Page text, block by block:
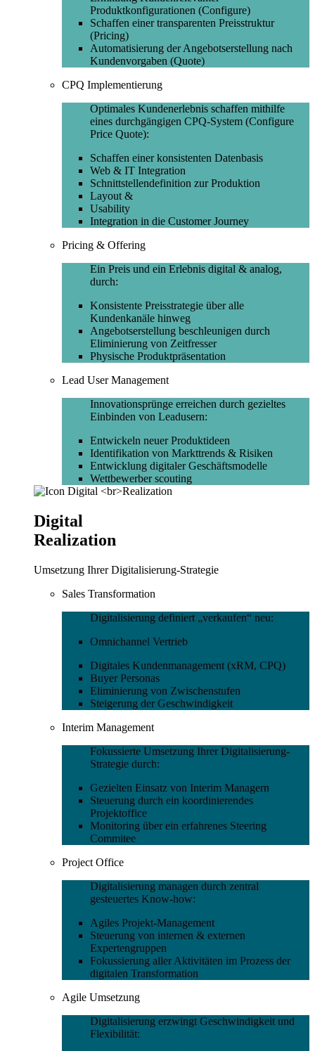
Produktkonfigurationen (Configure)
Schaffen einer transparenten Preisstruktur
(Pricing)
Automatisierung der Angebotserstellung nach
Kundenvorgaben (Quote)
CPQ Implementierung
Optimales Kundenerlebnis schaffen mithilfe
eines durchgängigen CPQ-System (Configure
Price Quote):
Schaffen einer konsistenten Datenbasis
Web & IT Integration
Schnittstellendefinition zur Produktion
Layout &
Usability
Integration in die Customer Journey
Pricing & Offering
Ein Preis und ein Erlebnis digital & analog,
durch:
Konsistente Preisstrategie über alle
Kundenkanäle hinweg
Angebotserstellung beschleunigen durch
Eliminierung von Zeitfresser
Physische Produktpräsentation
Lead User Management
Innovationsprünge erreichen durch gezieltes
Einbinden von Leadusern:
Entwickeln neuer Produktideen
Identifikation von Markttrends & Risiken
Entwicklung digitaler Geschäftsmodelle
Wettbewerber scouting
Digital
Realization
Umsetzung Ihrer Digitalisierung-Strategie
Sales Transformation
Digitalisierung definiert „verkaufen“ neu:
Omnichannel Vertrieb
Digitales Kundenmanagement (xRM, CPQ)
Buyer Personas
Eliminierung von Zwischenstufen
Steigerung der Geschwindigkeit
Interim Management
Fokussierte Umsetzung Ihrer Digitalisierung-
Strategie durch:
Gezielten Einsatz von Interim Managern
Steuerung durch ein koordinierendes
Projektoffice
Monitoring über ein erfahrenes Steering
Commitee
Project Office
Digitalisierung managen durch zentral
gesteuertes Know-how:
Agiles Projekt-Management
Steuerung von internen & externen
Expertengruppen
Fokussierung aller Aktivitäten im Prozess der
digitalen Transformation
Agile Umsetzung
Digitalisierung erzwingt Geschwindigkeit und
Flexibilität: